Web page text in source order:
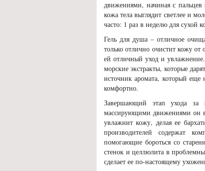
движениями, начиная с пальцев
кожа тела выглядит светлее и
часто: 1 раз в неделю для сухой
Гель для душа – отличное
только отлично очистит кожу
ей отличный уход и
морские экстракты, которые
источник аромата, который
комфортно.
Завершающий этап ухода
массирующими движениями он
увлажнит кожу, делая ее
производителей содержат
помогающие бороться со
стенок и целлюлита в
сделает ее по-настоящему